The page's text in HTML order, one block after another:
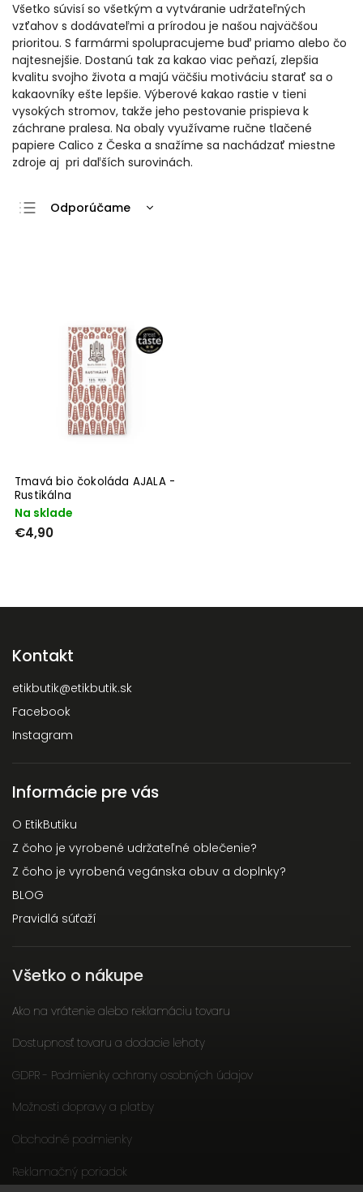
Všetko súvisí so všetkým a vytváranie udržateľných
vzťahov s dodávateľmi a prírodou je našou najväčšou
prioritou. S farmármi spolupracujeme buď priamo alebo čo
najtesnejšie. Dostanú tak za kakao viac peňazí, zlepšia
kvalitu svojho života a majú väčšiu motiváciu starať sa o
kakaovníky ešte lepšie. Výberové kakao rastie v tieni
vysokých stromov, takže jeho pestovanie prispieva k
záchrane pralesa. Na obaly využívame ručne tlačené
papiere Calico z Česka a snažíme sa nachádzať miestne
zdroje aj pri daľších surovinách.
Odporúčame
Tmavá bio čokoláda AJALA -
Rustikálna
Na sklade
€4,90
Kontakt
etikbutik@etikbutik.sk
Facebook
Instagram
Informácie pre vás
O EtikButiku
Z čoho je vyrobené udržateľné oblečenie?
Z čoho je vyrobená vegánska obuv a doplnky?
BLOG
Pravidlá súťaží
Všetko o nákupe
Ako na vrátenie alebo reklamáciu tovaru
Dostupnosť tovaru a dodacie lehoty
GDPR - Podmienky ochrany osobných údajov
Možnosti dopravy a platby
Obchodné podmienky
Reklamačný poriadok